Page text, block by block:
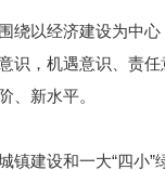
以经济建设为中心
识，机遇意识、责
、新水平。
建设和一大“四小”